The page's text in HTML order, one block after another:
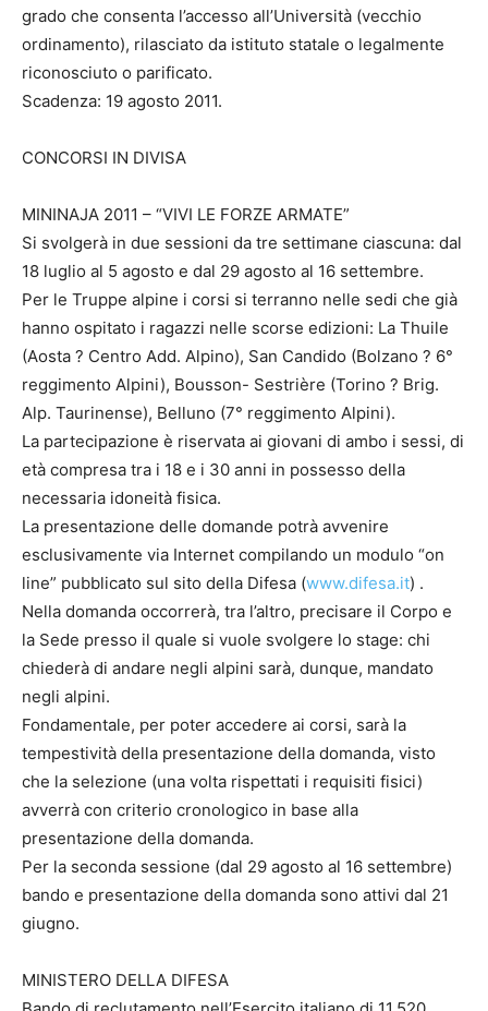
grado che consenta l’accesso all’Università (vecchio
ordinamento), rilasciato da istituto statale o legalmente
riconosciuto o parificato.
Scadenza: 19 agosto 2011.
CONCORSI IN DIVISA
MININAJA 2011 – “VIVI LE FORZE ARMATE”
Si svolgerà in due sessioni da tre settimane ciascuna: dal
18 luglio al 5 agosto e dal 29 agosto al 16 settembre.
Per le Truppe alpine i corsi si terranno nelle sedi che già
hanno ospitato i ragazzi nelle scorse edizioni: La Thuile
(Aosta ? Centro Add. Alpino), San Candido (Bolzano ? 6°
reggimento Alpini), Bousson- Sestrière (Torino ? Brig.
Alp. Taurinense), Belluno (7° reggimento Alpini).
La partecipazione è riservata ai giovani di ambo i sessi, di
età compresa tra i 18 e i 30 anni in possesso della
necessaria idoneità fisica.
La presentazione delle domande potrà avvenire
esclusivamente via Internet compilando un modulo “on
line” pubblicato sul sito della Difesa (www.difesa.it) .
Nella domanda occorrerà, tra l’altro, precisare il Corpo e
la Sede presso il quale si vuole svolgere lo stage: chi
chiederà di andare negli alpini sarà, dunque, mandato
negli alpini.
Fondamentale, per poter accedere ai corsi, sarà la
tempestività della presentazione della domanda, visto
che la selezione (una volta rispettati i requisiti fisici)
avverrà con criterio cronologico in base alla
presentazione della domanda.
Per la seconda sessione (dal 29 agosto al 16 settembre)
bando e presentazione della domanda sono attivi dal 21
giugno.
MINISTERO DELLA DIFESA